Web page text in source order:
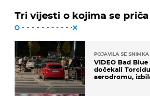
Tri vijesti o kojima se priča
POJAVILA SE SNIMKA
VIDEO Bad Blue
dočekali
aerodromu,